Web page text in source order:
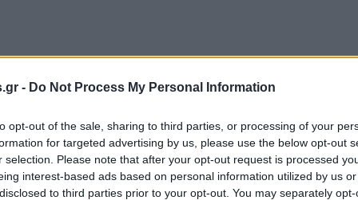
- Do Not Process My Personal Information
opt-out of the sale, sharing to third parties, or processing of your
for targeted advertising by us, please use the below opt-out
selection. Please note that after your opt-out request is processed
interest-based ads based on personal information utilized by us
to third parties prior to your opt-out. You may separately
μόνον όταν συντρέχουν οι δυο ικανές και
σχετικά με τη θεία λατρεία λόγω της
άδεια της Μητρός Εκκλησίας Κωνσταντινουπόλεως.
δε μάλλον στη χρήση πολλαπλών ή μιας